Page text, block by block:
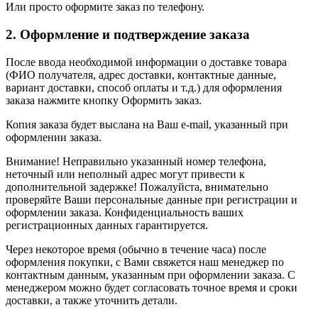
Или просто оформите заказ по телефону.
2. Оформление и подтверждение заказа
После ввода необходимой информации о доставке товара
(ФИО получателя, адрес доставки, контактные данные,
вариант доставки, способ оплаты и т.д.) для оформления
заказа нажмите кнопку Оформить заказ.
Копия заказа будет выслана на Ваш e-mail, указанный при
оформлении заказа.
Внимание! Неправильно указанный номер телефона,
неточный или неполный адрес могут привести к
дополнительной задержке! Пожалуйста, внимательно
проверяйте Ваши персональные данные при регистрации и
оформлении заказа. Конфиденциальность ваших
регистрационных данных гарантируется.
Через некоторое время (обычно в течение часа) после
оформления покупки, с Вами свяжется наш менеджер по
контактным данным, указанным при оформлении заказа. С
менеджером можно будет согласовать точное время и сроки
доставки, а также уточнить детали.